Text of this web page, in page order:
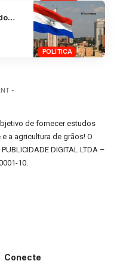
POLÍTICA
-
de fornecer estudos
a agricultura de grãos! O
DIGITAL LTDA –
10.
Conecte